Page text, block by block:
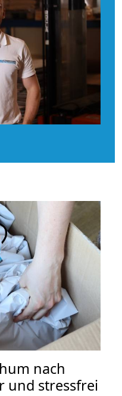
nach
und stressfrei